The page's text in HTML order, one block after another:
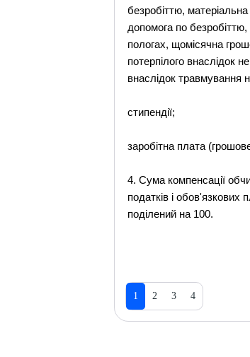
безробіттю, матеріальна
допомога по
пологах, щомісячна
потерпілого внаслідок
внаслідок травмування
стипендії;
заробітна плата
4. Сума компенсації
податків і обов'язкових
поділений на 100.
1 2 3 4